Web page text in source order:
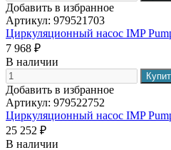
Добавить в избранное
Артикул: 979521703
Циркуляционный насос IMP
7 968 ₽
В наличии
Добавить в избранное
Артикул: 979522752
Циркуляционный насос IMP
25 252 ₽
В наличии